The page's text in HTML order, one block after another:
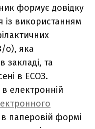
формує довідку
використанням
о), яка
закладі, та
в ЕСОЗ.
електронній
паперовій формі